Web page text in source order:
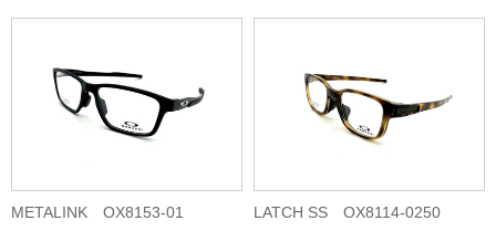
METALINK OX8153-01 LATCH SS OX8114-0250